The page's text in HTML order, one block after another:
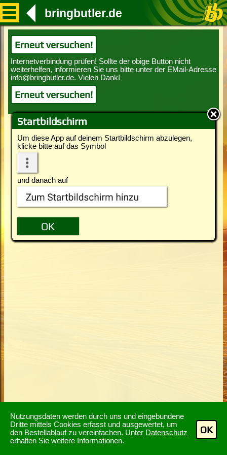
Nutzungsdaten werden durch uns und eingebundene
Dritte mittels Cookies erfasst und ausgewertet, um
den Bestellablauf zu vereinfachen. Unter Datenschutz
erhalten Sie weitere Informationen.
OK
Startbildschirm
Um diese App auf deinem Startbildschirm abzulegen,
klicke bitte auf das Symbol
und danach auf
bringbutler.de
Erneut versuchen!
Erneut versuchen!